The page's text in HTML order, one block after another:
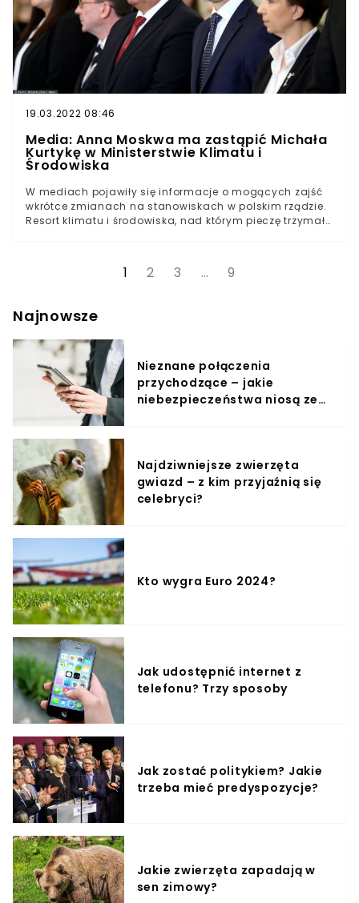
19.03.2022 08:46
Media: Anna Moskwa ma zastąpić Michała
Kurtykę w Ministerstwie Klimatu i
Środowiska
W mediach pojawiły się informacje o mogących zajść
wkrótce zmianach na stanowiskach w polskim rządzie.
Resort klimatu i środowiska, nad którym pieczę trzymał
podyktowane mają być rzekomo ambicjami
politycznymi obecnego ministra klimatu i środowiska.
1 2 3 … 9
Najnowsze
Nieznane połączenia
przychodzące – jakie
niebezpieczeństwa niosą ze
Najdziwniejsze zwierzęta
gwiazd – z kim przyjaźnią się
celebryci?
Kto wygra Euro 2024?
Jak udostępnić internet z
telefonu? Trzy sposoby
Jak zostać politykiem? Jakie
trzeba mieć predyspozycje?
Jakie zwierzęta zapadają w
sen zimowy?